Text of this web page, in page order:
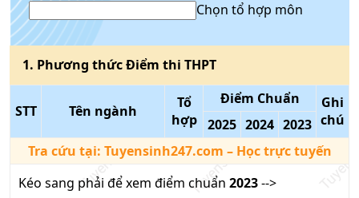
Chọn tổ hợp môn
1. Phương thứcĐiểm thi THPT
STT Tên ngành
Tổ
hợp
Điểm Chuẩn
Ghi
chú
2025 2024 2023
Tra cứu tại: Tuyensinh247.com – Học trực tuyến
Kéo sang phải để xem điểm chuẩn 2023-->